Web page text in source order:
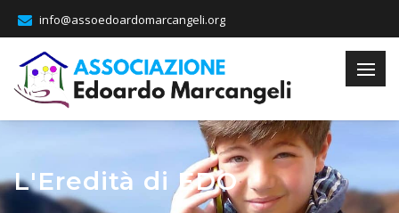
info@assoedoardomarcangeli.org
L'Eredità di EDO